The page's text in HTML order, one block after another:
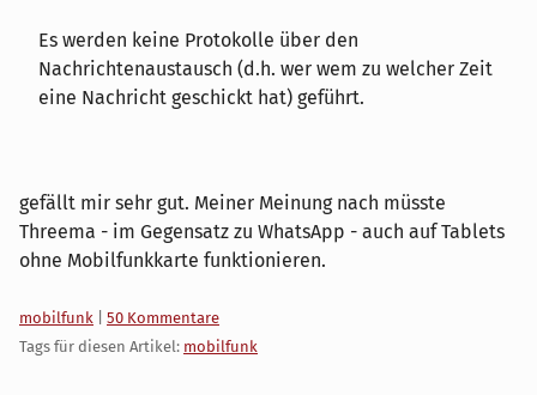
Es werden keine Protokolle über den
Nachrichtenaustausch (d.h. wer wem zu welcher Zeit
eine Nachricht geschickt hat) geführt.
gefällt mir sehr gut. Meiner Meinung nach müsste
Threema - im Gegensatz zu WhatsApp - auch auf Tablets
ohne Mobilfunkkarte funktionieren.
Kategorien:
mobilfunk
50 Kommentare
Tags für diesen Artikel: mobilfunk